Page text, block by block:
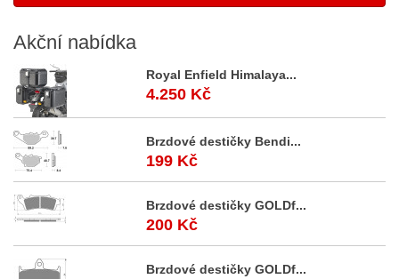
Akční nabídka
Royal Enfield Himalaya...
4.250 Kč
Brzdové destičky Bendi...
199 Kč
Brzdové destičky GOLDf...
200 Kč
Brzdové destičky GOLDf...